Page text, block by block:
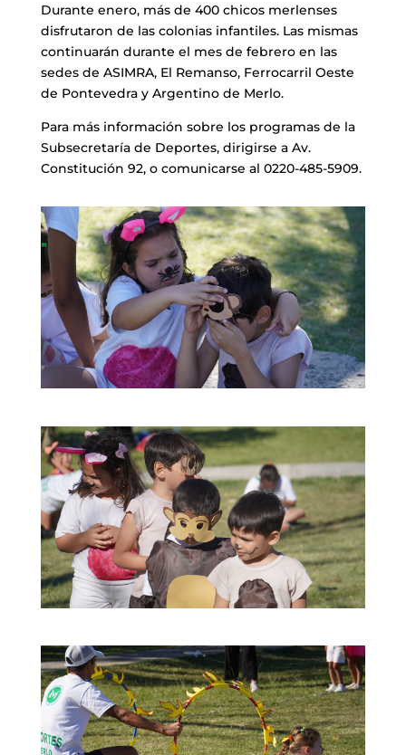
Durante enero, más de 400 chicos merlenses
disfrutaron de las colonias infantiles. Las mismas
continuarán durante el mes de febrero en las
sedes de ASIMRA, El Remanso, Ferrocarril Oeste
de Pontevedra y Argentino de Merlo.
Para más información sobre los programas de la
Subsecretaría de Deportes, dirigirse a Av.
Constitución 92, o comunicarse al 0220-485-5909.